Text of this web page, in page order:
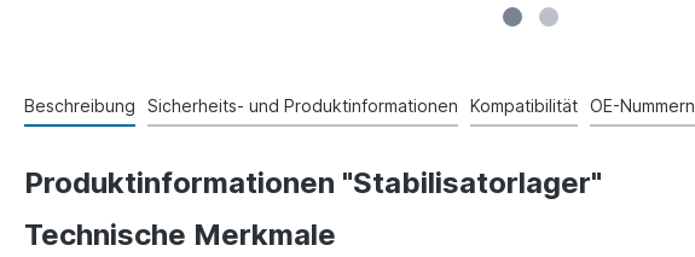
Beschreibung Sicherheits- und Produktinformationen Kompatibilität OE-Nummern
Produktinformationen "Stabilisatorlager"
Technische Merkmale